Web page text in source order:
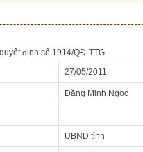
định số 1914/QĐ-TTG
27/05/2011
Đặng Minh Ngọc
UBND tỉnh